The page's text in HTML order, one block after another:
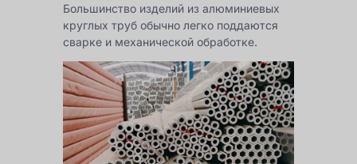
Большинство изделий из алюминиевых
круглых труб обычно легко поддаются
сварке и механической обработке.